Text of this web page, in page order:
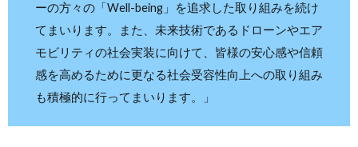
ーの方々の「Well-being」を追求した取り組みを続け
てまいります。また、未来技術であるドローンやエア
モビリティの社会実装に向けて、皆様の安心感や信頼
感を高めるために更なる社会受容性向上への取り組み
も積極的に行ってまいります。」